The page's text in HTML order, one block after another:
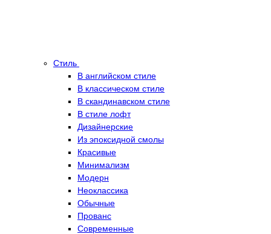
Стиль
В английском стиле
В классическом стиле
В скандинавском стиле
В стиле лофт
Дизайнерские
Из эпоксидной смолы
Красивые
Минимализм
Модерн
Неоклассика
Обычные
Прованс
Современные